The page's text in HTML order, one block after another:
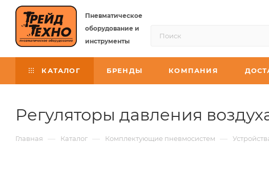
Пневматическое
оборудование и
инструменты
КАТАЛОГ БРЕНДЫ КОМПАНИЯ
Регуляторы давления
Главная — Каталог — Комплектующие пневмосистем —